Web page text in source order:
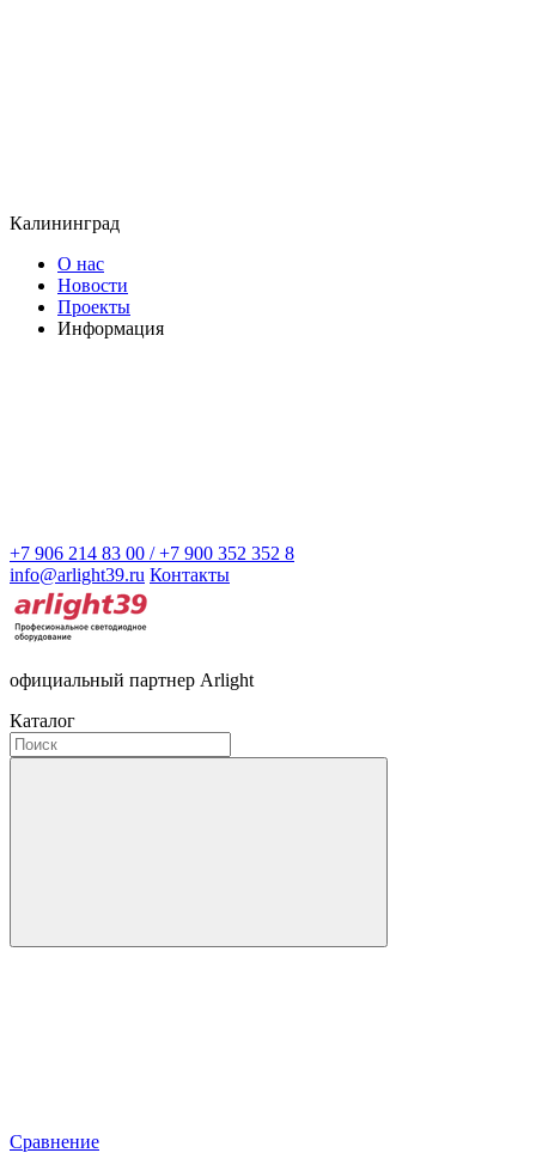
Калининград
О нас
Новости
Проекты
Информация
+7 906 214 83 00 / +7 900 352 352 8
info@arlight39.ru Контакты
официальный партнер Arlight
Каталог
Сравнение